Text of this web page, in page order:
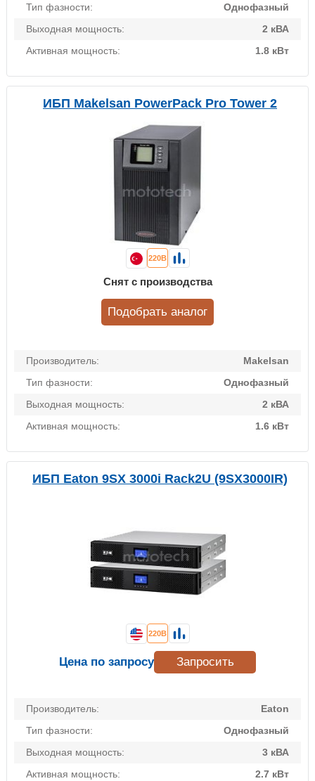
Тип фазности:
Однофазный
Выходная мощность:
2 кВА
Активная мощность:
1.8 кВт
ИБП Makelsan PowerPack Pro Tower 2
Производитель:
Makelsan
Тип фазности:
Однофазный
Выходная мощность:
2 кВА
Активная мощность:
1.6 кВт
220В
Снят с производства
Подобрать аналог
ИБП Eaton 9SX 3000i Rack2U (9SX3000IR)
Производитель:
Eaton
Тип фазности:
Однофазный
Выходная мощность:
3 кВА
Активная мощность:
2.7 кВт
220В
Цена по запросу Запросить